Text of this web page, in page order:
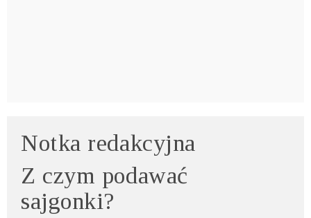
Notka redakcyjna
Z czym podawać
sajgonki?